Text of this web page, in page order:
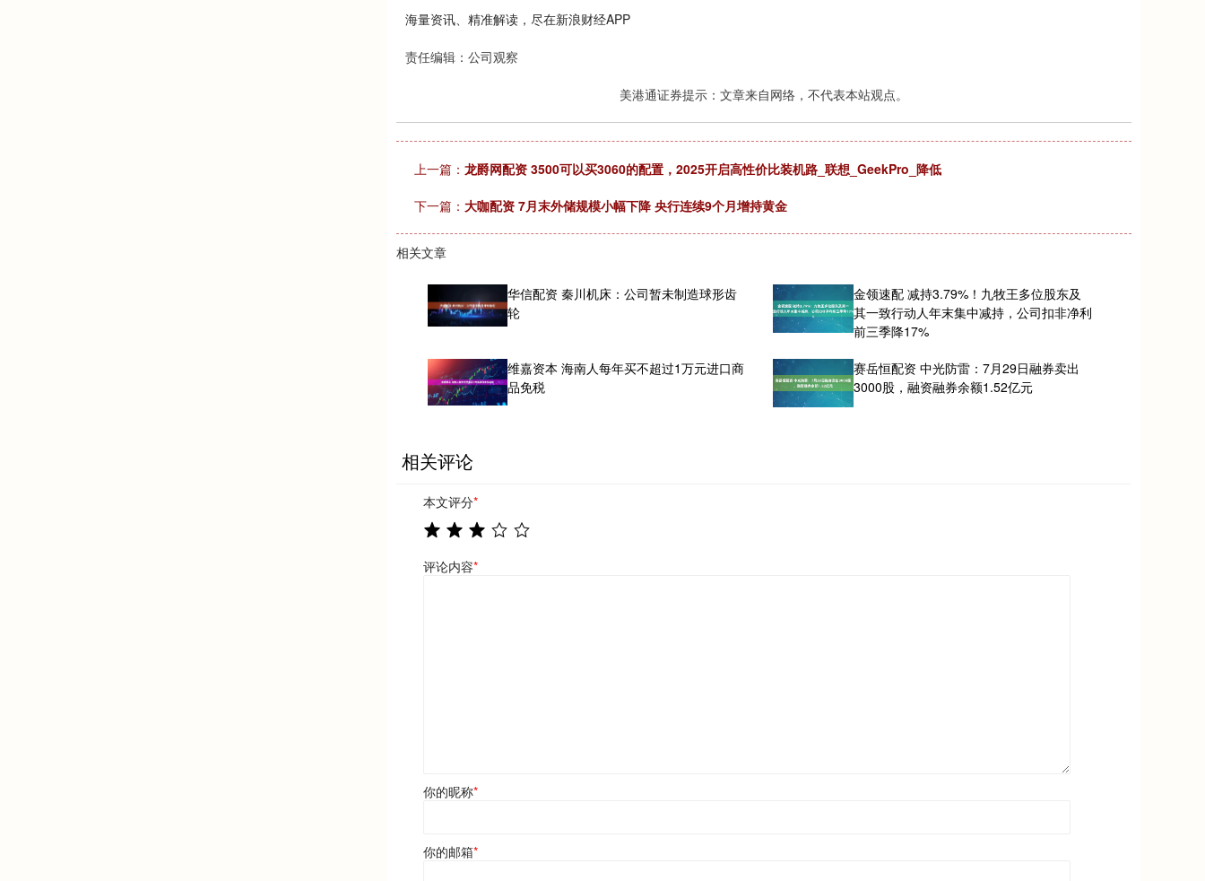
海量资讯、精准解读，尽在新浪财经APP
责任编辑：公司观察
美港通证券提示：文章来自网络，不代表本站观点。
上一篇： 龙爵网配资 3500可以买3060的配置，2025开启高性价比装机路_联想_GeekPro_降低
下一篇： 大咖配资 7月末外储规模小幅下降 央行连续9个月增持黄金
相关文章
华信配资 秦川机床：公司暂未制造球形齿
轮
金领速配 减持3.79%！九牧王多位股东及
其一致行动人年末集中减持，公司扣非净利
前三季降17%
维嘉资本 海南人每年买不超过1万元进口商
品免税
赛岳恒配资 中光防雷：7月29日融券卖出
3000股，融资融券余额1.52亿元
相关评论
本文评分*
评论内容*
你的昵称*
你的邮箱*